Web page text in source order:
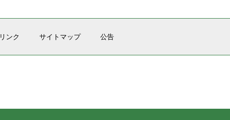
リンク サイトマップ 公告